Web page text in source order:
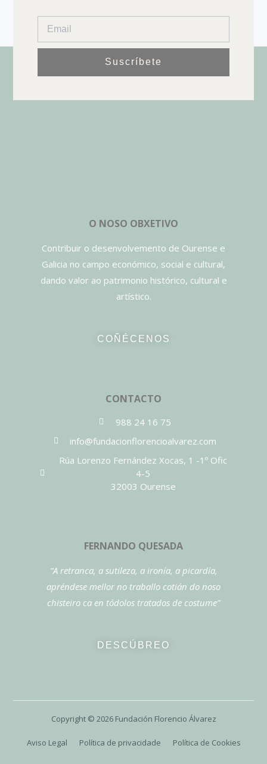
Suscríbete
O NOSO OBXETIVO
Contribuir o desenvolvemento de Ourense e
Galicia no campo económico, social e cultural,
dando valor ao patrimonio histórico, cultural e
artístico.
COÑÉCENOS
CONTACTO
988 24 16 75
info@fundacionflorencioalvarez.com
Rúa Lorenzo Fernández Xocas, 1 -1º Ofic
4-5
32003 Ourense
FERNANDO QUESADA
“A retranca, a sutileza, a ironía, a picardía,
apréndese mellor no traballo cotián do noso
chisteiro ca en tódolos tratados de costume”
DESCÚBREO
Copyright © 2026Fundación Florencio Álvarez
Aviso Legal Política de privacidade Política de Cookies